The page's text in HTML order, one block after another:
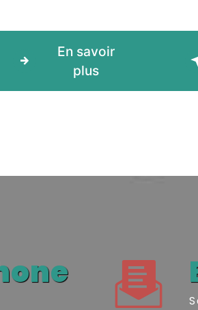
En savoir
plus